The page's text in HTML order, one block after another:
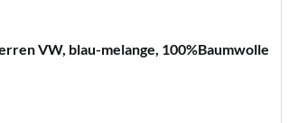
VW, blau-melange, 100%Baumwolle